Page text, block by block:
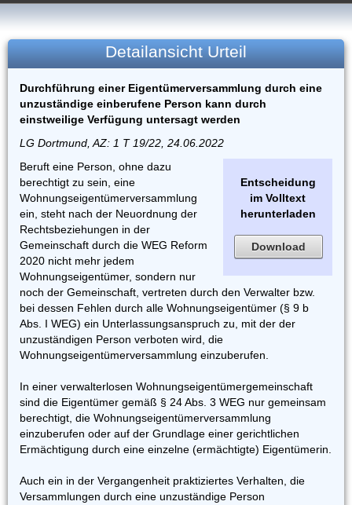
Detailansicht Urteil
Durchführung einer Eigentümerversammlung durch eine
unzuständige einberufene Person kann durch
einstweilige Verfügung untersagt werden
LG Dortmund, AZ: 1 T 19/22, 24.06.2022
Entscheidung
im Volltext
herunterladen
Download
Beruft eine Person, ohne dazu
berechtigt zu sein, eine
Wohnungseigentümerversammlung
ein, steht nach der Neuordnung der
Rechtsbeziehungen in der
Gemeinschaft durch die WEG Reform
2020 nicht mehr jedem
Wohnungseigentümer, sondern nur
noch der Gemeinschaft, vertreten durch den Verwalter bzw.
bei dessen Fehlen durch alle Wohnungseigentümer (§ 9 b
Abs. I WEG) ein Unterlassungsanspruch zu, mit der der
unzuständigen Person verboten wird, die
Wohnungseigentümerversammlung einzuberufen.
In einer verwalterlosen Wohnungseigentümergemeinschaft
sind die Eigentümer gemäß § 24 Abs. 3 WEG nur gemeinsam
berechtigt, die Wohnungseigentümerversammlung
einzuberufen oder auf der Grundlage einer gerichtlichen
Ermächtigung durch eine einzelne (ermächtigte) Eigentümerin.
Auch ein in der Vergangenheit praktiziertes Verhalten, die
Versammlungen durch eine unzuständige Person